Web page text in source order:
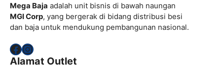
Mega Baja adalah unit bisnis di bawah naungan
MGI Corp, yang bergerak di bidang distribusi besi
dan baja untuk mendukung pembangunan nasional.
Facebook
Instagram
Alamat Outlet